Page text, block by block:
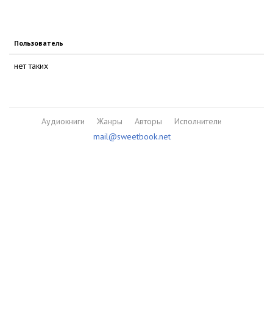
Пользователь
нет таких
Аудиокниги Жанры Авторы
Исполнители
mail@sweetbook.net